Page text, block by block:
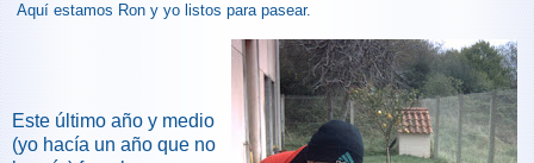
Aquí estamos Ron y yo listos para pasear.
Este último año y medio
(yo hacía un año que no